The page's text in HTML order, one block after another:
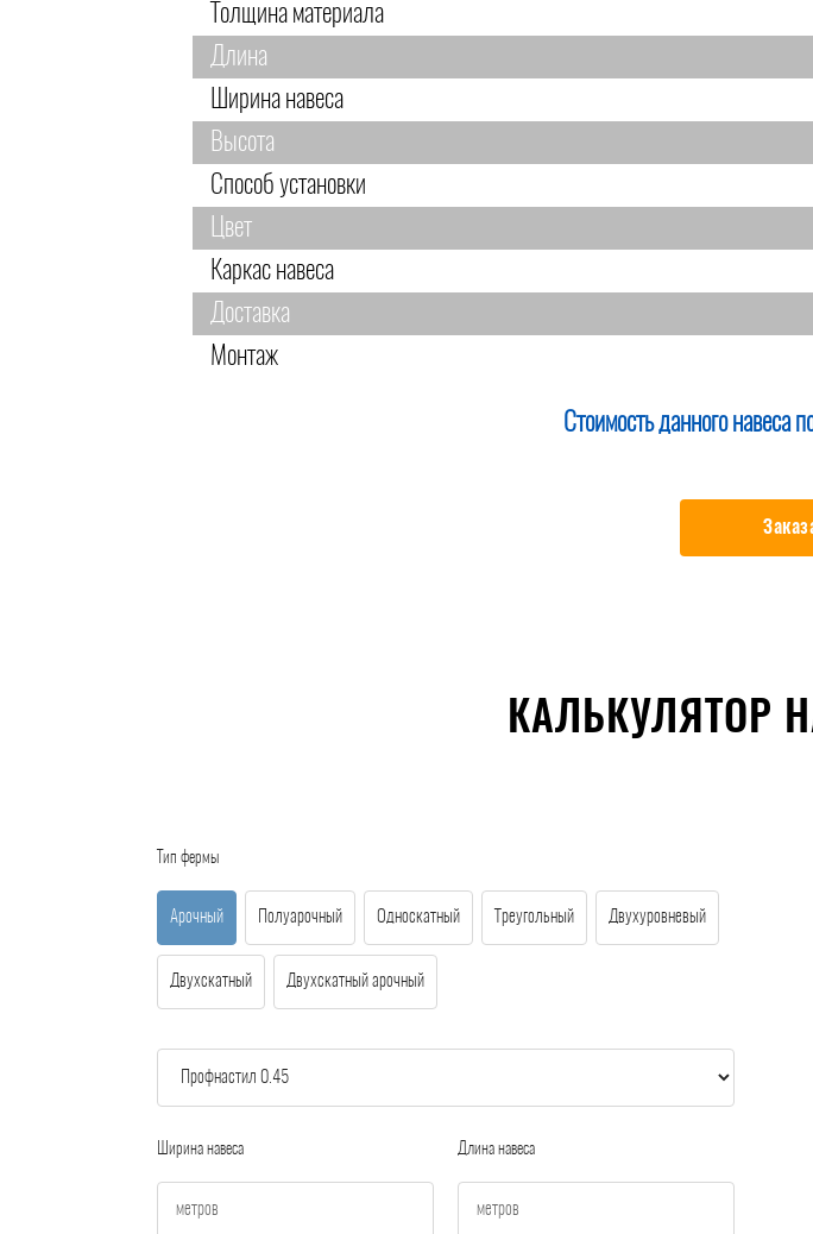
Толщина материала
Длина
Ширина навеса
Высота
Способ установки
Цвет
Каркас навеса
Доставка
Монтаж
Стоимость данного навеса
КАЛЬКУЛЯТОР
Тип фермы
Арочный Полуарочный Односкатный Треугольный Двухуровневый
Двухскатный Двухскатный арочный
Ширина навеса Длина навеса